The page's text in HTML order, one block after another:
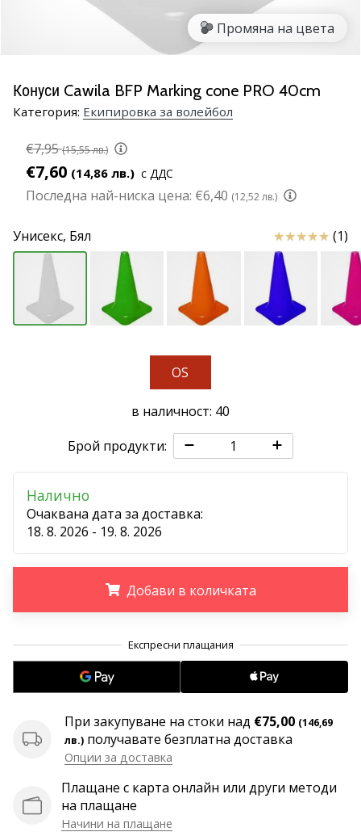
страст
като
Присъединете
се
като
амбасадор
марката.
11. 8. 2022
•
1 мин. четене
собствен
уебсайт,
блог,
Facebook
страница
или
дискусионен
ги
генерират
приходи.
Покажи
всички
статии
Промяна на цвета
Конуси Cawila BFP Marking cone PRO 40cm
Категория: Екипировка за волейбол
€7,95 (15,55 лв.)
€7,60 (14,86 лв.) с ДДС
Последна най-ниска цена: €6,40 (12,52 лв.)
Унисекс, Бял Отзиви (1)
OS
в наличност: 40
Брой продукти:
Налично
Очаквана дата за доставка:
18. 8. 2026 - 19. 8. 2026
Добави в количката
При закупуване на стоки над €75,00 (146,69
лв.) получавате безплатна доставка
Опции за доставка
Плащане с карта онлайн или други методи
на плащане
Начини на плащане